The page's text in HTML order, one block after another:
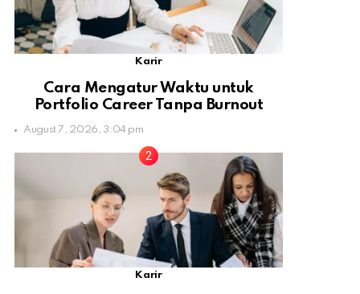
Karir
Cara Mengatur Waktu untuk
Portfolio Career Tanpa Burnout
August 7, 2026, 3:04 pm
Karir